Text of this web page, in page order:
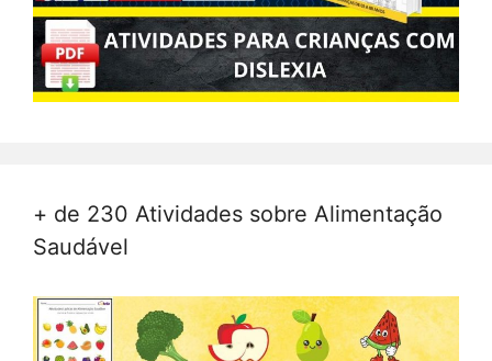
+ de 230 Atividades sobre Alimentação
Saudável